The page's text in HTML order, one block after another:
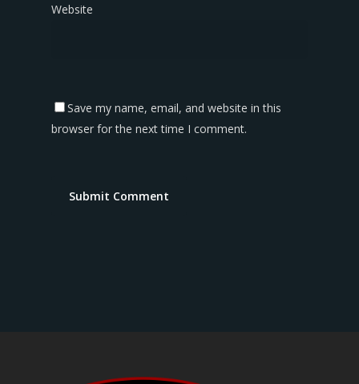
Website
Save my name, email, and website in this
browser for the next time I comment.